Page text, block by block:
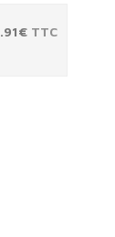
TTC